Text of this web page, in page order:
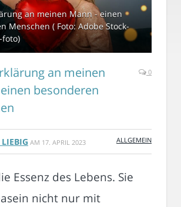
an meinen Mann - einen
Menschen ( Foto: Adobe Stock-
an meinen
besonderen
0
LIEBIG AM 17. APRIL 2023 ALLGEMEIN
Essenz des Lebens. Sie
nicht nur mit